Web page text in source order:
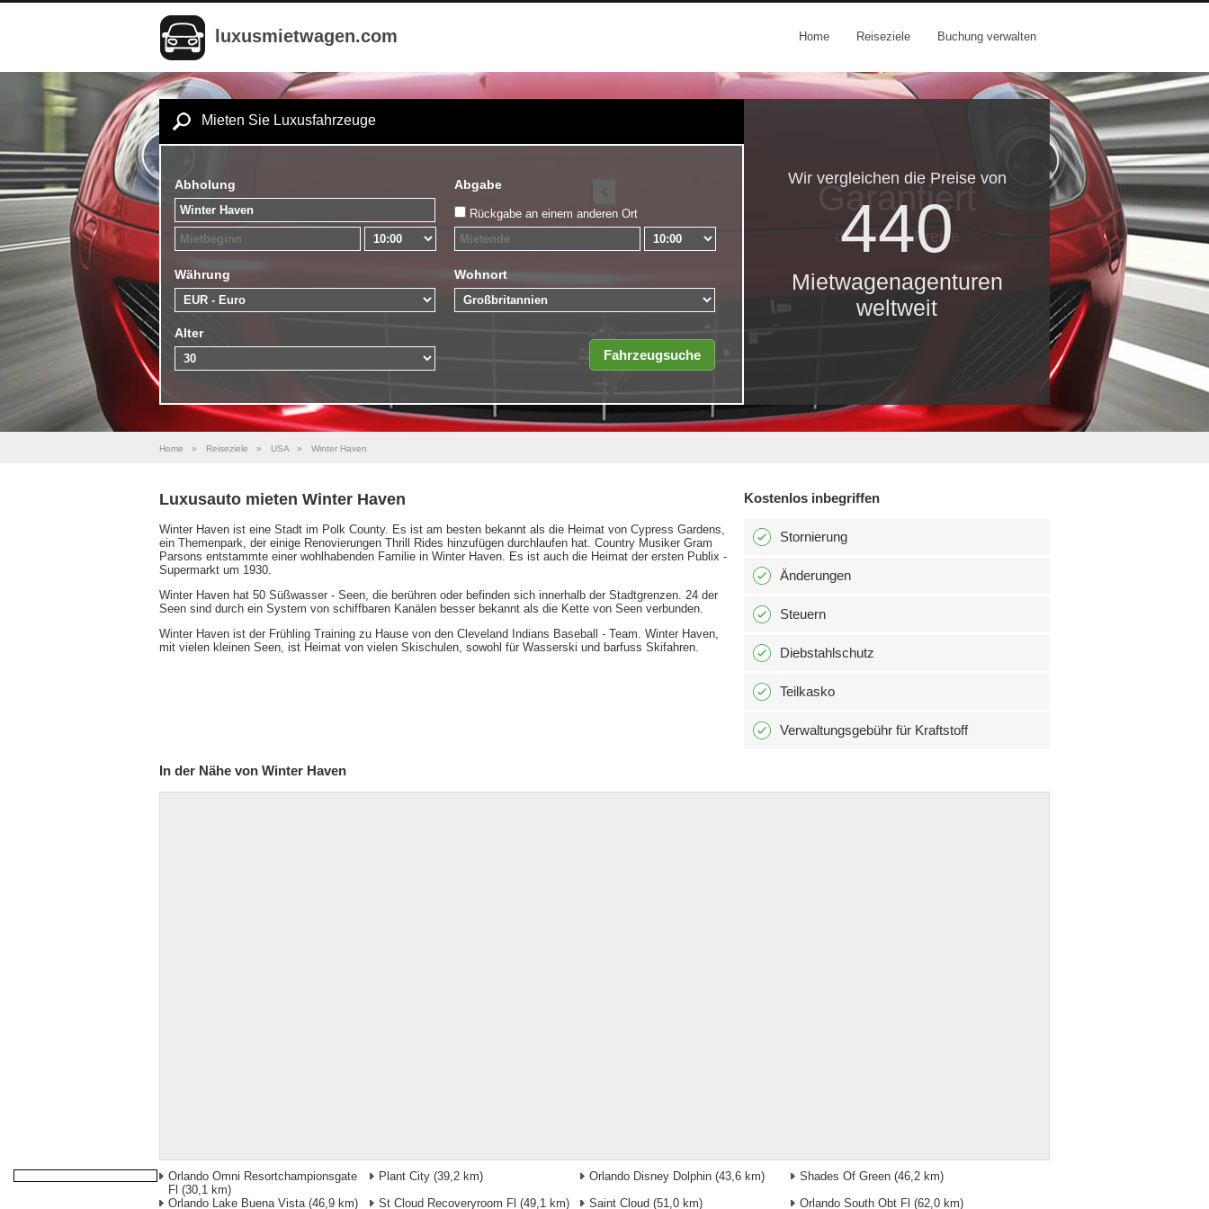
luxusmietwagen.com Home Reiseziele Buchung verwalten
Mieten Sie Luxusfahrzeuge
Abholung Abgabe
Rückgabe an einem anderen Ort
Währung Wohnort
Alter
Wir vergleichen die Preise von
440
Mietwagenagenturen
weltweit
Garantiert
die besten Preise
Home » Reiseziele » USA » Winter Haven
Luxusauto mieten Winter Haven
Winter Haven ist eine Stadt im Polk County. Es ist am besten bekannt als die Heimat von Cypress Gardens,
ein Themenpark, der einige Renovierungen Thrill Rides hinzufügen durchlaufen hat. Country Musiker Gram
Parsons entstammte einer wohlhabenden Familie in Winter Haven. Es ist auch die Heimat der ersten Publix -
Supermarkt um 1930.
Winter Haven hat 50 Süßwasser - Seen, die berühren oder befinden sich innerhalb der Stadtgrenzen. 24 der
Seen sind durch ein System von schiffbaren Kanälen besser bekannt als die Kette von Seen verbunden.
Winter Haven ist der Frühling Training zu Hause von den Cleveland Indians Baseball - Team. Winter Haven,
mit vielen kleinen Seen, ist Heimat von vielen Skischulen, sowohl für Wasserski und barfuss Skifahren.
Kostenlos inbegriffen
Stornierung
Änderungen
Steuern
Diebstahlschutz
Teilkasko
Verwaltungsgebühr für Kraftstoff
In der Nähe von Winter Haven
Orlando Omni Resortchampionsgate
Fl (30,1 km)
Plant City (39,2 km) Orlando Disney Dolphin (43,6 km) Shades Of Green (46,2 km)
Orlando Lake Buena Vista (46,9 km) St Cloud Recoveryroom Fl (49,1 km) Saint Cloud (51,0 km) Orlando South Obt Fl (62,0 km)